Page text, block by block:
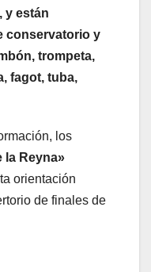
y están
conservatorio y
trompeta,
fagot, tuba,
los
la Reyna»
orientación
de finales de